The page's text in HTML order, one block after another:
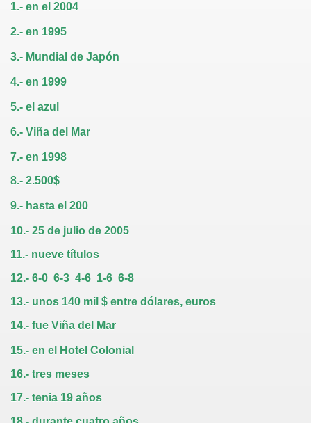
1.- en el 2004
2.- en 1995
3.- Mundial de Japón
4.- en 1999
5.- el azul
6.- Viña del Mar
7.- en 1998
8.- 2.500$
9.- hasta el 200
10.- 25 de julio de 2005
11.- nueve títulos
12.- 6-0 6-3 4-6 1-6 6-8
13.- unos 140 mil $ entre dólares, euros
14.- fue Viña del Mar
15.- en el Hotel Colonial
16.- tres meses
17.- tenia 19 años